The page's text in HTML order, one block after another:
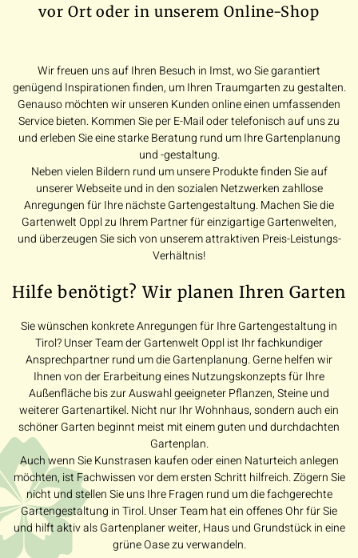
vor Ort oder in unserem Online-Shop
Wir freuen uns auf Ihren Besuch in Imst, wo Sie garantiert
genügend Inspirationen finden, um Ihren Traumgarten zu gestalten.
Genauso möchten wir unseren Kunden online einen umfassenden
Service bieten. Kommen Sie per E-Mail oder telefonisch auf uns zu
und erleben Sie eine starke Beratung rund um Ihre Gartenplanung
und -gestaltung.
Neben vielen Bildern rund um unsere Produkte finden Sie auf
unserer Webseite und in den sozialen Netzwerken zahllose
Anregungen für Ihre nächste Gartengestaltung. Machen Sie die
Gartenwelt Oppl zu Ihrem Partner für einzigartige Gartenwelten,
und überzeugen Sie sich von unserem attraktiven Preis-Leistungs-
Verhältnis!
Hilfe benötigt? Wir planen Ihren Garten
Sie wünschen konkrete Anregungen für Ihre Gartengestaltung in
Tirol? Unser Team der Gartenwelt Oppl ist Ihr fachkundiger
Ansprechpartner rund um die Gartenplanung. Gerne helfen wir
Ihnen von der Erarbeitung eines Nutzungskonzepts für Ihre
Außenfläche bis zur Auswahl geeigneter Pflanzen, Steine und
weiterer Gartenartikel. Nicht nur Ihr Wohnhaus, sondern auch ein
schöner Garten beginnt meist mit einem guten und durchdachten
Gartenplan.
Auch wenn Sie Kunstrasen kaufen oder einen Naturteich anlegen
möchten, ist Fachwissen vor dem ersten Schritt hilfreich. Zögern Sie
nicht und stellen Sie uns Ihre Fragen rund um die fachgerechte
Gartengestaltung in Tirol. Unser Team hat ein offenes Ohr für Sie
und hilft aktiv als Gartenplaner weiter, Haus und Grundstück in eine
grüne Oase zu verwandeln.